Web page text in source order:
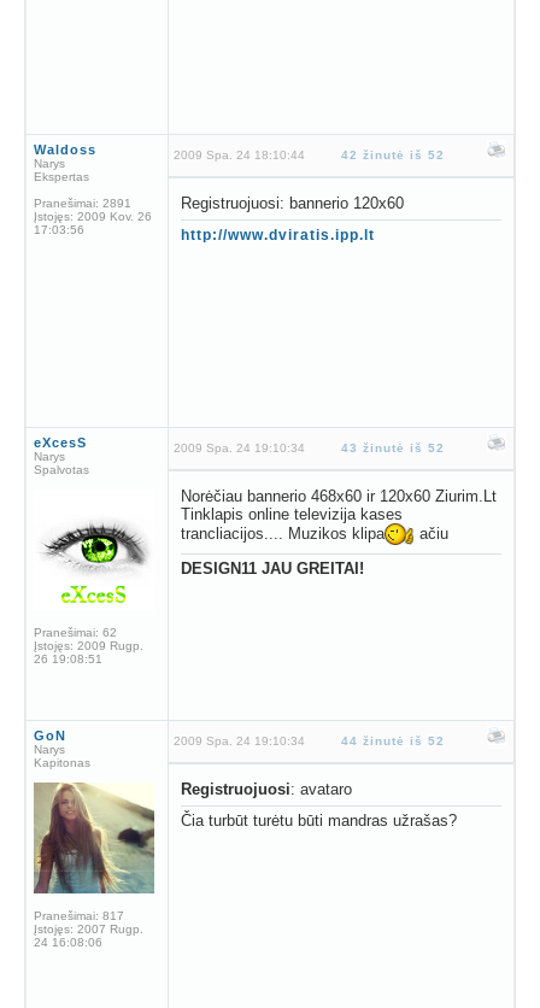
Waldoss
Narys
Ekspertas
Pranešimai: 2891
Įstojęs: 2009 Kov. 26
17:03:56
2009 Spa. 24 18:10:44 42 žinutė iš 52
Registruojuosi: bannerio 120x60
http://www.dviratis.ipp.lt
eXcesS
Narys
Spalvotas
Pranešimai: 62
Įstojęs: 2009 Rugp.
26 19:08:51
2009 Spa. 24 19:10:34 43 žinutė iš 52
Norėčiau bannerio 468x60 ir 120x60 Ziurim.Lt
Tinklapis online televizija kases
trancliacijos.... Muzikos klipa
ačiu
DESIGN11 JAU GREITAI!
GoN
Narys
Kapitonas
Pranešimai: 817
Įstojęs: 2007 Rugp.
24 16:08:06
2009 Spa. 24 19:10:34 44 žinutė iš 52
Registruojuosi: avataro
Čia turbūt turėtu būti mandras užrašas?